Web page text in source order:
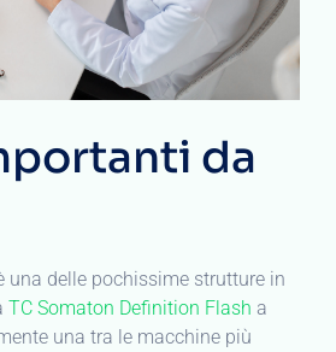
da
una delle pochissime strutture in
TC Somaton Definition Flash a
una tra le macchine più